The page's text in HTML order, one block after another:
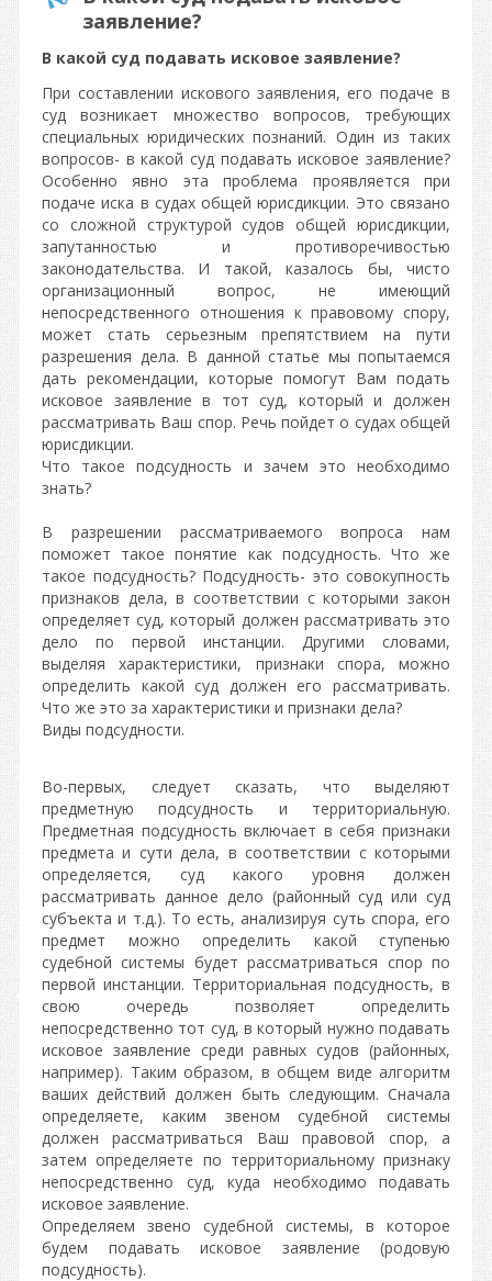
заявление?
В какой суд подавать исковое заявление?
При составлении искового заявления, его подаче в
суд возникает множество вопросов, требующих
специальных юридических познаний. Один из таких
вопросов- в какой суд подавать исковое заявление?
Особенно явно эта проблема проявляется при
подаче иска в судах общей юрисдикции. Это связано
со сложной структурой судов общей юрисдикции,
запутанностью и противоречивостью
законодательства. И такой, казалось бы, чисто
организационный вопрос, не имеющий
непосредственного отношения к правовому спору,
может стать серьезным препятствием на пути
разрешения дела. В данной статье мы попытаемся
дать рекомендации, которые помогут Вам подать
исковое заявление в тот суд, который и должен
рассматривать Ваш спор. Речь пойдет о судах общей
юрисдикции.
Что такое подсудность и зачем это необходимо
знать?
В разрешении рассматриваемого вопроса нам
поможет такое понятие как подсудность. Что же
такое подсудность? Подсудность- это совокупность
признаков дела, в соответствии с которыми закон
определяет суд, который должен рассматривать это
дело по первой инстанции. Другими словами,
выделяя характеристики, признаки спора, можно
определить какой суд должен его рассматривать.
Что же это за характеристики и признаки дела?
Виды подсудности.
Во-первых, следует сказать, что выделяют
предметную подсудность и территориальную.
Предметная подсудность включает в себя признаки
предмета и сути дела, в соответствии с которыми
определяется, суд какого уровня должен
рассматривать данное дело (районный суд или суд
субъекта и т.д.). То есть, анализируя суть спора, его
предмет можно определить какой ступенью
судебной системы будет рассматриваться спор по
первой инстанции. Территориальная подсудность, в
свою очередь позволяет определить
непосредственно тот суд, в который нужно подавать
исковое заявление среди равных судов (районных,
например). Таким образом, в общем виде алгоритм
ваших действий должен быть следующим. Сначала
определяете, каким звеном судебной системы
должен рассматриваться Ваш правовой спор, а
затем определяете по территориальному признаку
непосредственно суд, куда необходимо подавать
исковое заявление.
Определяем звено судебной системы, в которое
будем подавать исковое заявление (родовую
подсудность).